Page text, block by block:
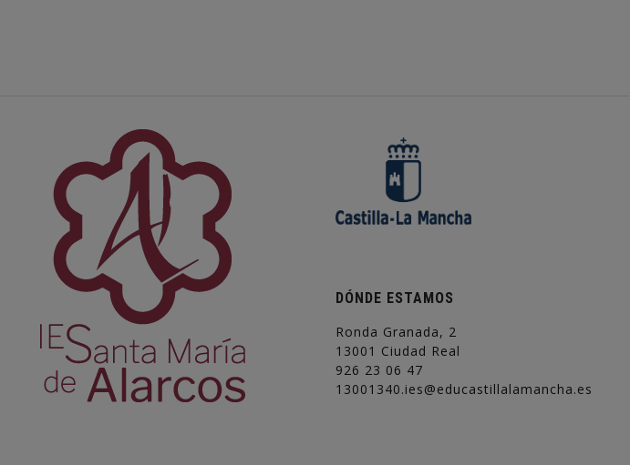
DÓNDE ESTAMOS
Ronda Granada, 2
13001 Ciudad Real
926 23 06 47
13001340.ies@educastillalamancha.es